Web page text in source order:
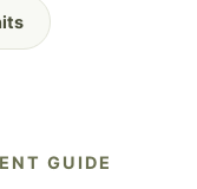
GUIDE